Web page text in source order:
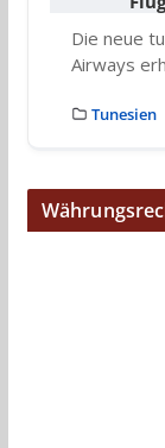
Die neue
Airways
Tunesien